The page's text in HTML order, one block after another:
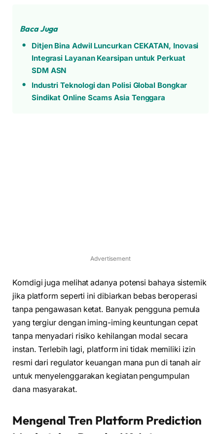
Baca Juga
Ditjen Bina Adwil Luncurkan CEKATAN, Inovasi
Integrasi Layanan Kearsipan untuk Perkuat
SDM ASN
Industri Teknologi dan Polisi Global Bongkar
Sindikat Online Scams Asia Tenggara
Advertisement
Komdigi juga melihat adanya potensi bahaya sistemik
jika platform seperti ini dibiarkan bebas beroperasi
tanpa pengawasan ketat. Banyak pengguna pemula
yang tergiur dengan iming-iming keuntungan cepat
tanpa menyadari risiko kehilangan modal secara
instan. Terlebih lagi, platform ini tidak memiliki izin
resmi dari regulator keuangan mana pun di tanah air
untuk menyelenggarakan kegiatan pengumpulan
dana masyarakat.
Mengenal Tren Platform Prediction